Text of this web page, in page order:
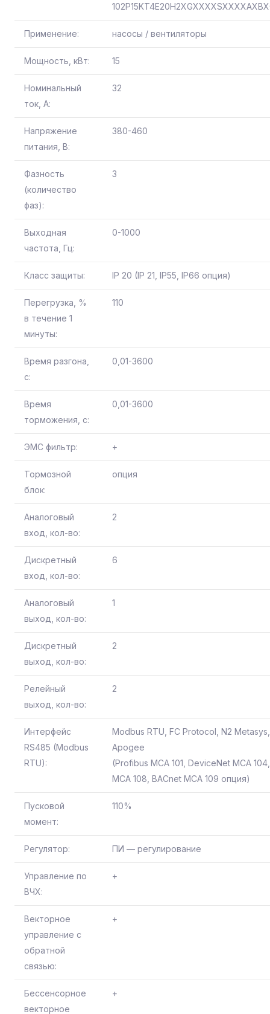
Применение: насосы / вентиляторы
Мощность, кВт: 15
Номинальный
ток, А:
32
Напряжение
питания, В:
380-460
Фазность
(количество
фаз):
3
Выходная
частота, Гц:
0-1000
Класс защиты: IP 20 (IP 21, IP55, IP66 опция)
Перегрузка, %
в течение 1
минуты:
110
Время разгона,
с:
0,01-3600
Время
торможения, с:
0,01-3600
ЭМС фильтр: +
Тормозной
блок:
опция
Аналоговый
вход, кол-во:
2
Дискретный
вход, кол-во:
6
Аналоговый
выход, кол-во:
1
Дискретный
выход, кол-во:
2
Релейный
выход, кол-во:
2
Интерфейс
RS485 (Modbus
RTU):
Modbus RTU, FC Protocol, N2
Apogee
(Profibus MCA 101, DeviceNet MCA
MCA 108, BACnet MCA 109 опция)
Пусковой
момент:
110%
Регулятор: ПИ — регулирование
Управление по
ВЧХ:
+
Векторное
управление с
обратной
связью:
+
Бессенсорное
векторное
+